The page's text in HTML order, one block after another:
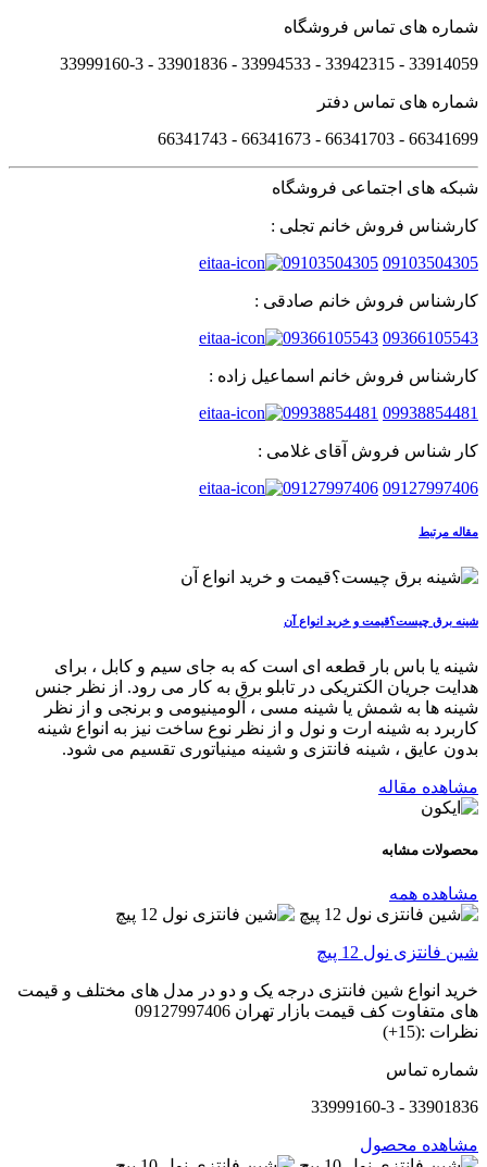
شماره های تماس فروشگاه
33914059 - 33942315 - 33994533 - 33901836 - 33999160-3 ​
شماره های تماس دفتر
66341699 - 66341703 - 66341673 - 66341743
شبکه های اجتماعی فروشگاه
کارشناس فروش خانم تجلی :
09103504305
09103504305
کارشناس فروش خانم صادقی :
09366105543
09366105543
کارشناس فروش خانم اسماعیل زاده :
09938854481
09938854481
کار شناس فروش آقای غلامی :
09127997406
09127997406
مقاله مرتبط
شینه برق چیست؟قیمت و خرید انواع آن
شینه یا باس بار قطعه ای است که به جای سیم و کابل ، برای
هدایت جریان الکتریکی در تابلو برق به کار می رود. از نظر جنس
شینه ها به شمش یا شینه مسی ، آلومینیومی و برنجی و از نظر
کاربرد به شینه ارت و نول و از نظر نوع ساخت نیز به انواع شینه
بدون عایق ، شینه فانتزی و شینه مینیاتوری تقسیم می شود.
مشاهده مقاله
محصولات مشابه
مشاهده همه
شین فانتزی نول 12 پیچ
خرید انواع شین فانتزی درجه یک و دو در مدل های مختلف و قیمت
های متفاوت کف قیمت بازار تهران 09127997406
نظرات :(15+)
شماره تماس
33901836 - 33999160-3
مشاهده محصول